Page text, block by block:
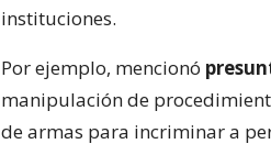
instituciones.
Por ejemplo, mencionó
manipulación de
de armas para incriminar a